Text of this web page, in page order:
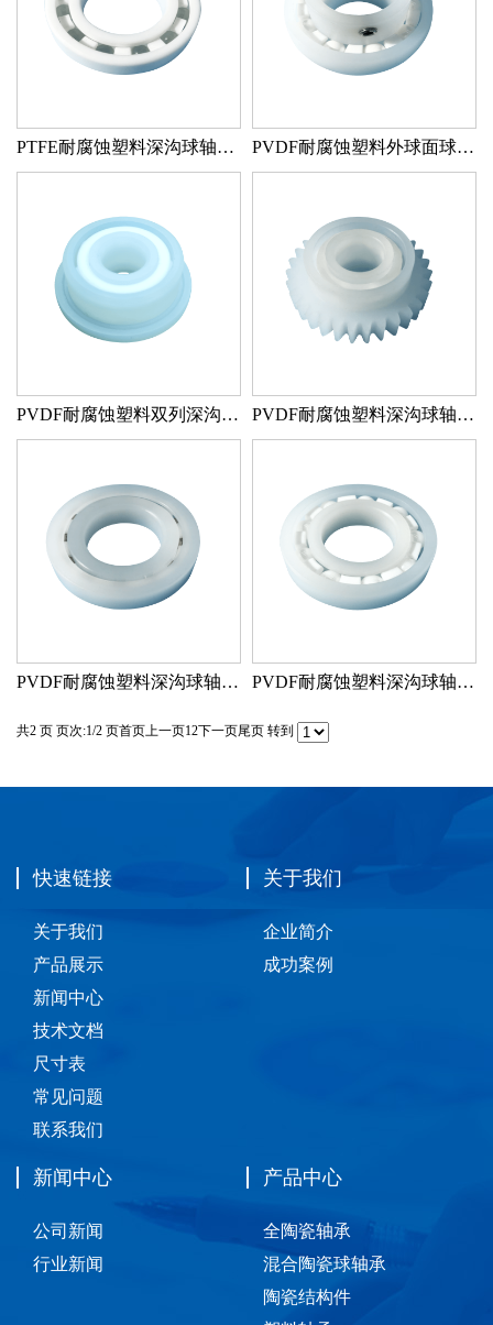
PTFE耐腐蚀塑料深沟球轴承 PTFE/PTFE/玻璃 PVDF耐腐蚀塑料外球面球轴承 PVDF/PTFE/ZRO2
PVDF耐腐蚀塑料双列深沟球轴承FB107 PVDF/PTFE/GLASS PVDF耐腐蚀塑料深沟球轴承带齿轮 PVDF/PTFE/GLASS
PVDF耐腐蚀塑料深沟球轴承 PVDF/PVDF/440 PVDF耐腐蚀塑料深沟球轴承 PVDF/PVDF/ZRO2
共2 页 页次:1/2 页首页上一页12下一页尾页 转到
快速链接
关于我们
产品展示
新闻中心
技术文档
尺寸表
常见问题
联系我们
关于我们
企业简介
成功案例
新闻中心
公司新闻
行业新闻
产品中心
全陶瓷轴承
混合陶瓷球轴承
陶瓷结构件